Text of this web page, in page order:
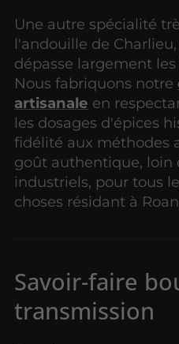
Une autre spécialité
l'andouille de
dépasse largement
Nous fabriquons notre
artisanale en
les dosages d'épices
fidélité aux méthodes
goût authentique, loin
industriels, pour tous
choses résidant à
Savoir-faire
transmission